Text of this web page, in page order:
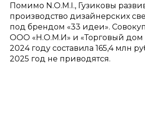
Помимо N.O.M.I., Гузиковы
производство дизайнерских
под брендом «33 идеи».
ООО «Н.О.М.И» и «Торговый дом
2024 году составила 165,4 млн
2025 год не приводятся.